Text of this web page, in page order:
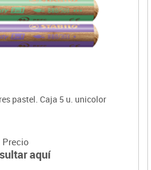
pastel. Caja 5 u. unicolor
Precio
aquí